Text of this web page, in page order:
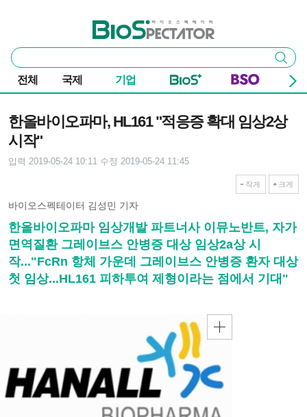
바이오스펙테이터
통
합
검
색
검색
전체 국제 기업
한올바이오파마, HL161 "적응증 확대 임상2상
시작"
입력 2019-05-24 10:11 수정 2019-05-24 11:45
작게 크게
바이오스펙테이터 김성민 기자
한올바이오파마 임상개발 파트너사 이뮤노반트, 자가
면역질환 그레이브스 안병증 대상 임상2a상 시
작..."FcRn 항체 가운데 그레이브스 안병증 환자 대상
첫 임상...HL161 피하투여 제형이라는 점에서 기대"